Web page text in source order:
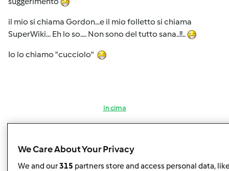
il mio si chiama Gordon...e il mio folletto si chiama
SuperWiki... Eh lo so.... Non sono del tutto sana..!!..
Io lo chiamo "cucciolo"
In cima
Iscritto : 11.12.2009
We Care About Your Privacy
We and our315 partners store and access personal data,